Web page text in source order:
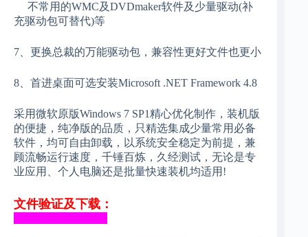
不常用的WMC及DVDmaker软件及少量驱动(补
充驱动包可替代)等
7、更换总裁的万能驱动包，兼容性更好文件也更小
8、 首进桌面可选安装Microsoft .NET Framework 4.8
采用微软原版Windows 7 SP1精心优化制作，装机版
的便捷，纯净版的品质，只精选集成少量常用必备
软件，均可自由卸载，以系统安全稳定为前提，兼
顾流畅运行速度，千锤百炼，久经测试，无论是专
业应用、个人电脑还是批量快速装机均适用!
文件验证及下载：